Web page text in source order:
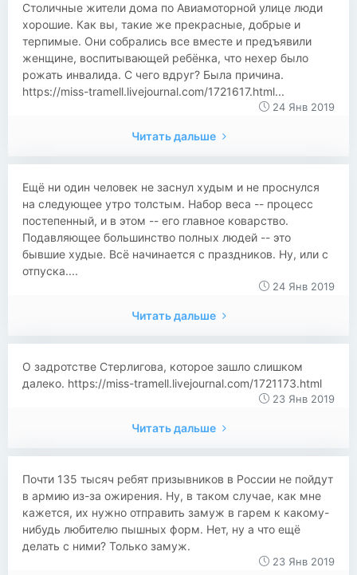
Столичные жители дома по Авиамоторной улице люди
хорошие. Как вы, такие же прекрасные, добрые и
терпимые. Они собрались все вместе и предъявили
женщине, воспитывающей ребёнка, что нехер было
рожать инвалида. С чего вдруг? Была причина.
https://miss-tramell.livejournal.com/1721617.html...
24 Янв 2019
Читать дальше
Ещё ни один человек не заснул худым и не проснулся
на следующее утро толстым. Набор веса -- процесс
постепенный, и в этом -- его главное коварство.
Подавляющее большинство полных людей -- это
бывшие худые. Всё начинается с праздников. Ну, или с
отпуска....
24 Янв 2019
Читать дальше
О задротстве Стерлигова, которое зашло слишком
далеко. https://miss-tramell.livejournal.com/1721173.html
23 Янв 2019
Читать дальше
Почти 135 тысяч ребят призывников в России не пойдут
в армию из-за ожирения. Ну, в таком случае, как мне
кажется, их нужно отправить замуж в гарем к какому-
нибудь любителю пышных форм. Нет, ну а что ещё
делать с ними? Только замуж.
23 Янв 2019